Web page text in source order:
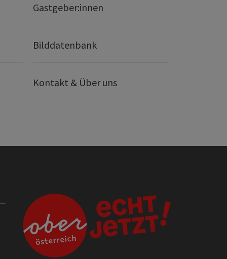
Gastgeber:innen
Bilddatenbank
Kontakt & Über uns